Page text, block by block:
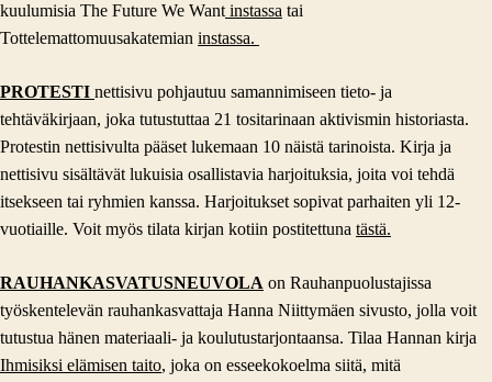
kuulumisia The Future We Want instassa tai
Tottelemattomuusakatemian instassa.
PROTESTI nettisivu pohjautuu samannimiseen tieto- ja
tehtäväkirjaan, joka tutustuttaa 21 tositarinaan aktivismin historiasta.
Protestin nettisivulta pääset lukemaan 10 näistä tarinoista. Kirja ja
nettisivu sisältävät lukuisia osallistavia harjoituksia, joita voi tehdä
itsekseen tai ryhmien kanssa. Harjoitukset sopivat parhaiten yli 12-
vuotiaille. Voit myös tilata kirjan kotiin postitettuna tästä.
RAUHANKASVATUSNEUVOLA on Rauhanpuolustajissa
työskentelevän rauhankasvattaja Hanna Niittymäen sivusto, jolla voit
tutustua hänen materiaali- ja koulutustarjontaansa. Tilaa Hannan kirja
Ihmisiksi elämisen taito, joka on esseekokoelma siitä, mitä